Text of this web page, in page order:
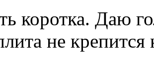
коротка. Даю
не крепится